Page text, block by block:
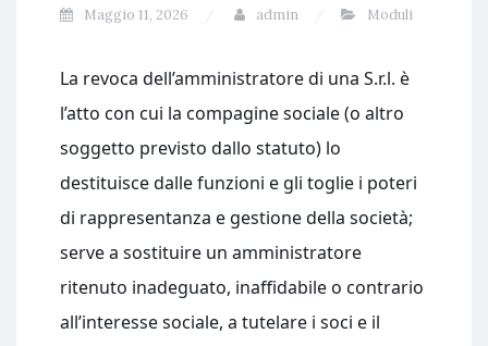
Maggio 11, 2026 admin Moduli
La revoca dell’amministratore di una S.r.l. è
l’atto con cui la compagine sociale (o altro
soggetto previsto dallo statuto) lo
destituisce dalle funzioni e gli toglie i poteri
di rappresentanza e gestione della società;
serve a sostituire un amministratore
ritenuto inadeguato, inaffidabile o contrario
all’interesse sociale, a tutelare i soci e il